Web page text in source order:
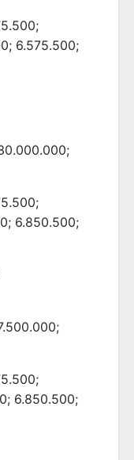
6.575.500;
6.850.500;
6.850.500;